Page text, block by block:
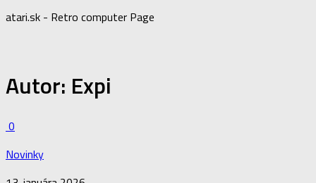
atari.sk - Retro computer Page
Autor: Expi
0
Novinky